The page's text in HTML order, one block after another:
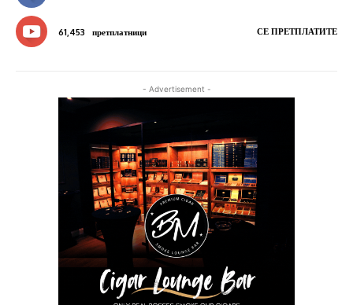
61,453 претплатници СЕ ПРЕТПЛАТИТЕ
- Advertisement -